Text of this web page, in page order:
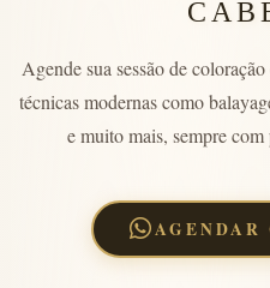
Agende sua sessão de
técnicas modernas como
e muito mais, sempre
AGENDAR